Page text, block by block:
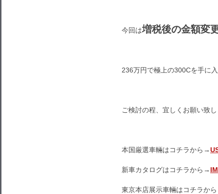
今回は増税後の金額変
236万円で極上の300Cを手に
ご検討の程、宜しくお願い致
本国厳選車輛はコチラから→
新車カタログはコチラから→
東京本店展示車輛はコチラか